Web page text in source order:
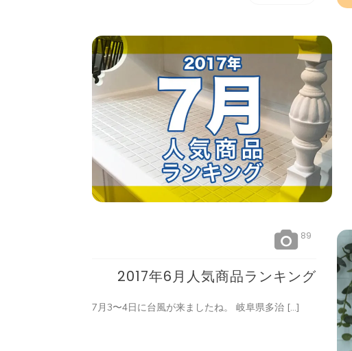
89
2017年6月人気商品ランキング
7月3〜4日に台風が来ましたね。 岐阜県多治 […]